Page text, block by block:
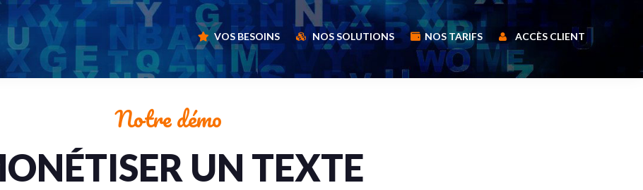
VOS BESOINS NOS SOLUTIONS NOS TARIFS ACCÈS CLIENT
Notre démo
UN TEXTE